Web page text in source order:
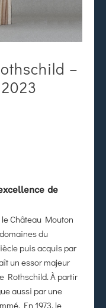
–
de
Château Mouton
du
puis acquis par
un essor majeur
Rothschild. À partir
aussi par une
En 1973, le